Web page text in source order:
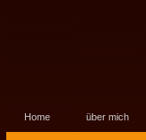
Home über mich